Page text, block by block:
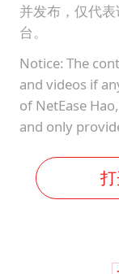
并发布，仅代
台。
Notice: The
and videos if
of NetEase
and only